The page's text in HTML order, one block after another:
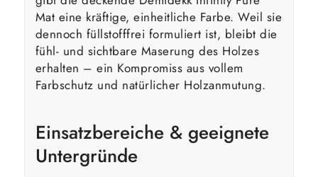
Mat eine kräftige, einheitliche Farbe. Weil sie
dennoch füllstofffrei formuliert ist, bleibt die
fühl- und sichtbare Maserung des Holzes
erhalten – ein Kompromiss aus vollem
Farbschutz und natürlicher Holzanmutung.
Einsatzbereiche & geeignete
Untergründe